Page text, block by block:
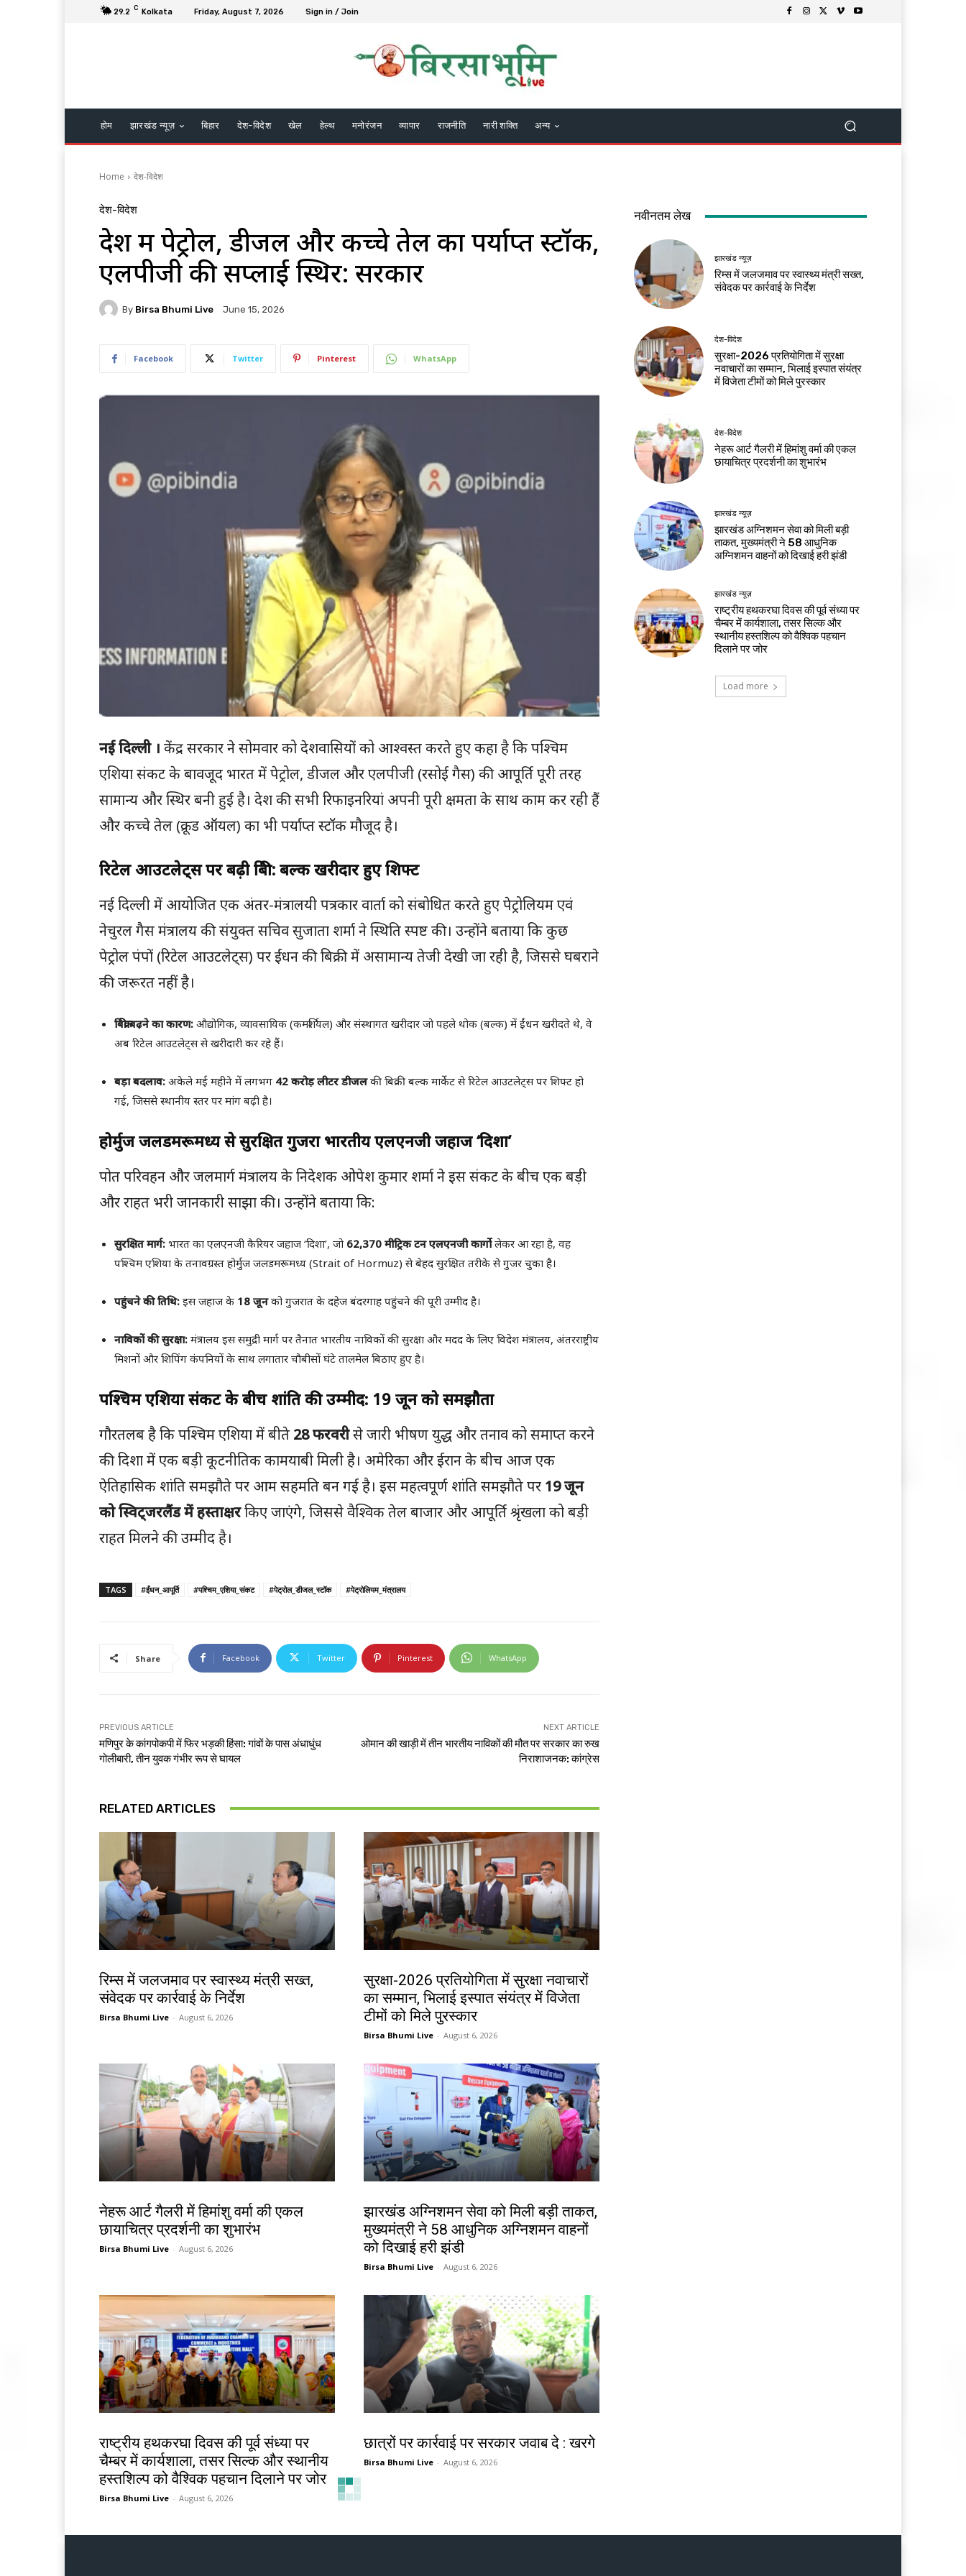
29.2 C Kolkata Friday, August 7, 2026 Sign in / Join
होम झारखंड न्यूज़ बिहार देश-विदेश खेल हेल्थ मनोरंजन व्यापार राजनीति नारी शक्ति अन्य
Home देश-विदेश
देश-विदेश
देश में पेट्रोल, डीजल और कच्चे तेल का पर्याप्त स्टॉक,
एलपीजी की सप्लाई स्थिर: सरकार
By Birsa Bhumi Live June 15, 2026
Facebook Twitter Pinterest WhatsApp
नई दिल्ली । केंद्र सरकार ने सोमवार को देशवासियों को आश्वस्त करते हुए कहा है कि पश्चिम
एशिया संकट के बावजूद भारत में पेट्रोल, डीजल और एलपीजी (रसोई गैस) की आपूर्ति पूरी तरह
सामान्य और स्थिर बनी हुई है। देश की सभी रिफाइनरियां अपनी पूरी क्षमता के साथ काम कर रही हैं
और कच्चे तेल (क्रूड ऑयल) का भी पर्याप्त स्टॉक मौजूद है।
रिटेल आउटलेट्स पर बढ़ी बिक्री: बल्क खरीदार हुए शिफ्ट
नई दिल्ली में आयोजित एक अंतर-मंत्रालयी पत्रकार वार्ता को संबोधित करते हुए पेट्रोलियम एवं
नेचुरल गैस मंत्रालय की संयुक्त सचिव सुजाता शर्मा ने स्थिति स्पष्ट की। उन्होंने बताया कि कुछ
पेट्रोल पंपों (रिटेल आउटलेट्स) पर ईंधन की बिक्री में असामान्य तेजी देखी जा रही है, जिससे घबराने
की जरूरत नहीं है।
बिक्री बढ़ने का कारण: औद्योगिक, व्यावसायिक (कमर्शियल) और संस्थागत खरीदार जो पहले थोक (बल्क) में ईंधन खरीदते थे, वे
अब रिटेल आउटलेट्स से खरीदारी कर रहे हैं।
बड़ा बदलाव: अकेले मई महीने में लगभग 42 करोड़ लीटर डीजलकी बिक्री बल्क मार्केट से रिटेल आउटलेट्स पर शिफ्ट हो
गई, जिससे स्थानीय स्तर पर मांग बढ़ी है।
होर्मुज जलडमरूमध्य से सुरक्षित गुजरा भारतीय एलएनजी जहाज ‘दिशा’
पोत परिवहन और जलमार्ग मंत्रालय के निदेशक ओपेश कुमार शर्मा ने इस संकट के बीच एक बड़ी
और राहत भरी जानकारी साझा की। उन्होंने बताया कि:
सुरक्षित मार्ग: भारत का एलएनजी कैरियर जहाज ‘दिशा’, जो 62,370 मीट्रिक टन एलएनजी कार्गोलेकर आ रहा है, वह
पश्चिम एशिया के तनावग्रस्त होर्मुज जलडमरूमध्य (Strait of Hormuz) से बेहद सुरक्षित तरीके से गुजर चुका है।
पहुंचने की तिथि: इस जहाज के 18 जूनको गुजरात के दहेज बंदरगाह पहुंचने की पूरी उम्मीद है।
नाविकों की सुरक्षा: मंत्रालय इस समुद्री मार्ग पर तैनात भारतीय नाविकों की सुरक्षा और मदद के लिए विदेश मंत्रालय, अंतरराष्ट्रीय
मिशनों और शिपिंग कंपनियों के साथ लगातार चौबीसों घंटे तालमेल बिठाए हुए है।
पश्चिम एशिया संकट के बीच शांति की उम्मीद: 19 जून को समझौता
गौरतलब है कि पश्चिम एशिया में बीते 28 फरवरीसे जारी भीषण युद्ध और तनाव को समाप्त करने
की दिशा में एक बड़ी कूटनीतिक कामयाबी मिली है। अमेरिका और ईरान के बीच आज एक
ऐतिहासिक शांति समझौते पर आम सहमति बन गई है। इस महत्वपूर्ण शांति समझौते पर 19 जून
को स्विट्जरलैंड में हस्ताक्षरकिए जाएंगे, जिससे वैश्विक तेल बाजार और आपूर्ति श्रृंखला को बड़ी
राहत मिलने की उम्मीद है।
TAGS #ईंधन_आपूर्ति #पश्चिम_एशिया_संकट #पेट्रोल_डीजल_स्टॉक #पेट्रोलियम_मंत्रालय
Share Facebook Twitter Pinterest WhatsApp
PREVIOUS ARTICLE
मणिपुर के कांगपोकपी में फिर भड़की हिंसा: गांवों के पास अंधाधुंध
गोलीबारी, तीन युवक गंभीर रूप से घायल
NEXT ARTICLE
ओमान की खाड़ी में तीन भारतीय नाविकों की मौत पर सरकार का रुख
निराशाजनक: कांग्रेस
RELATED ARTICLES
रिम्स में जलजमाव पर स्वास्थ्य मंत्री सख्त,
संवेदक पर कार्रवाई के निर्देश
Birsa Bhumi Live - August 6, 2026
सुरक्षा-2026 प्रतियोगिता में सुरक्षा नवाचारों
का सम्मान, भिलाई इस्पात संयंत्र में विजेता
टीमों को मिले पुरस्कार
Birsa Bhumi Live - August 6, 2026
नेहरू आर्ट गैलरी में हिमांशु वर्मा की एकल
छायाचित्र प्रदर्शनी का शुभारंभ
Birsa Bhumi Live - August 6, 2026
झारखंड अग्निशमन सेवा को मिली बड़ी ताकत,
मुख्यमंत्री ने 58 आधुनिक अग्निशमन वाहनों
को दिखाई हरी झंडी
Birsa Bhumi Live - August 6, 2026
राष्ट्रीय हथकरघा दिवस की पूर्व संध्या पर
चैम्बर में कार्यशाला, तसर सिल्क और स्थानीय
हस्तशिल्प को वैश्विक पहचान दिलाने पर जोर
Birsa Bhumi Live - August 6, 2026
छात्रों पर कार्रवाई पर सरकार जवाब दे : खरगे
Birsa Bhumi Live - August 6, 2026
नवीनतम लेख
झारखंड न्यूज़
रिम्स में जलजमाव पर स्वास्थ्य मंत्री सख्त,
संवेदक पर कार्रवाई के निर्देश
देश-विदेश
सुरक्षा-2026 प्रतियोगिता में सुरक्षा
नवाचारों का सम्मान, भिलाई इस्पात संयंत्र
में विजेता टीमों को मिले पुरस्कार
देश-विदेश
नेहरू आर्ट गैलरी में हिमांशु वर्मा की एकल
छायाचित्र प्रदर्शनी का शुभारंभ
झारखंड न्यूज़
झारखंड अग्निशमन सेवा को मिली बड़ी
ताकत, मुख्यमंत्री ने 58 आधुनिक
अग्निशमन वाहनों को दिखाई हरी झंडी
झारखंड न्यूज़
राष्ट्रीय हथकरघा दिवस की पूर्व संध्या पर
चैम्बर में कार्यशाला, तसर सिल्क और
स्थानीय हस्तशिल्प को वैश्विक पहचान
दिलाने पर जोर
Load more